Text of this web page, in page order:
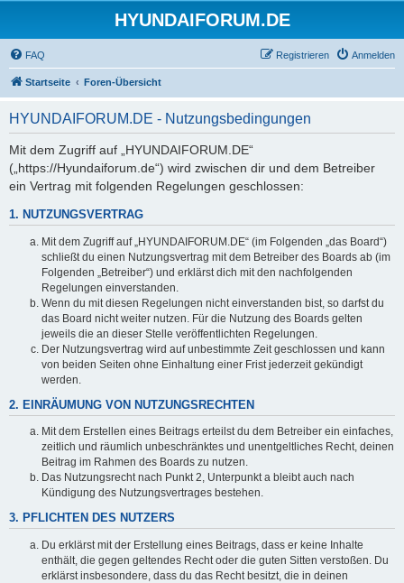
HYUNDAIFORUM.DE
FAQ Anmelden
Registrieren
Startseite Foren-Übersicht
HYUNDAIFORUM.DE - Nutzungsbedingungen
Mit dem Zugriff auf „HYUNDAIFORUM.DE“
(„https://Hyundaiforum.de“) wird zwischen dir und dem Betreiber
ein Vertrag mit folgenden Regelungen geschlossen:
1. NUTZUNGSVERTRAG
Mit dem Zugriff auf „HYUNDAIFORUM.DE“ (im Folgenden „das Board“)
schließt du einen Nutzungsvertrag mit dem Betreiber des Boards ab (im
Folgenden „Betreiber“) und erklärst dich mit den nachfolgenden
Regelungen einverstanden.
Wenn du mit diesen Regelungen nicht einverstanden bist, so darfst du
das Board nicht weiter nutzen. Für die Nutzung des Boards gelten
jeweils die an dieser Stelle veröffentlichten Regelungen.
Der Nutzungsvertrag wird auf unbestimmte Zeit geschlossen und kann
von beiden Seiten ohne Einhaltung einer Frist jederzeit gekündigt
werden.
2. EINRÄUMUNG VON NUTZUNGSRECHTEN
Mit dem Erstellen eines Beitrags erteilst du dem Betreiber ein einfaches,
zeitlich und räumlich unbeschränktes und unentgeltliches Recht, deinen
Beitrag im Rahmen des Boards zu nutzen.
Das Nutzungsrecht nach Punkt 2, Unterpunkt a bleibt auch nach
Kündigung des Nutzungsvertrages bestehen.
3. PFLICHTEN DES NUTZERS
Du erklärst mit der Erstellung eines Beitrags, dass er keine Inhalte
enthält, die gegen geltendes Recht oder die guten Sitten verstoßen. Du
erklärst insbesondere, dass du das Recht besitzt, die in deinen